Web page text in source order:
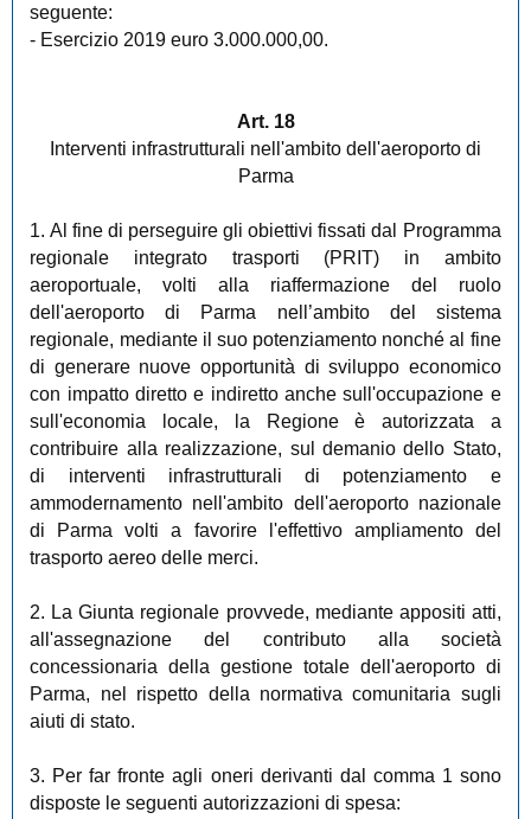
seguente:
- Esercizio 2019 euro 3.000.000,00.
Art. 18
Interventi infrastrutturali nell'ambito dell'aeroporto di
Parma
1. Al fine di perseguire gli obiettivi fissati dal Programma
regionale integrato trasporti (PRIT) in ambito
aeroportuale, volti alla riaffermazione del ruolo
dell'aeroporto di Parma nell’ambito del sistema
regionale, mediante il suo potenziamento nonché al fine
di generare nuove opportunità di sviluppo economico
con impatto diretto e indiretto anche sull'occupazione e
sull'economia locale, la Regione è autorizzata a
contribuire alla realizzazione, sul demanio dello Stato,
di interventi infrastrutturali di potenziamento e
ammodernamento nell'ambito dell'aeroporto nazionale
di Parma volti a favorire l'effettivo ampliamento del
trasporto aereo delle merci.
2. La Giunta regionale provvede, mediante appositi atti,
all'assegnazione del contributo alla società
concessionaria della gestione totale dell'aeroporto di
Parma, nel rispetto della normativa comunitaria sugli
aiuti di stato.
3. Per far fronte agli oneri derivanti dal comma 1 sono
disposte le seguenti autorizzazioni di spesa: